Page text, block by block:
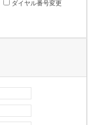
ダイヤル番号変更